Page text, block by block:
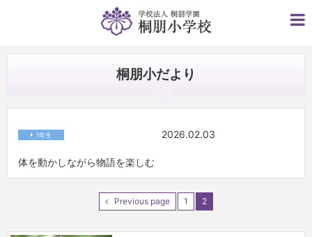
桐朋小だより
体を動かしながら物語を楽しむ
1年生 2026.02.03
Previous page 1 2